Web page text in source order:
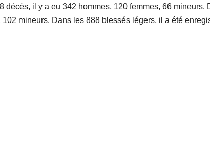
décès, il y a eu 342 hommes, 120 femmes, 66
102 mineurs. Dans les 888 blessés légers, il a été